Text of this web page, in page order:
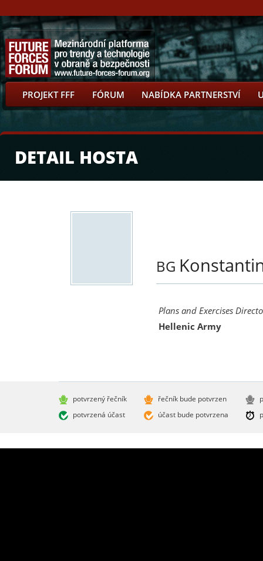
PROJEKT FFF FÓRUM NABÍDKA PARTNERSTVÍ
DETAIL HOSTA
BG
Plans and Exercises
Hellenic Army
potvrzený řečník
potvrzená účast
řečník bude potvrzen
účast bude potvrzena